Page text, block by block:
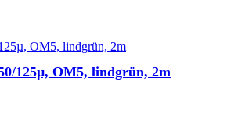
125µ, OM5, lindgrün, 2m